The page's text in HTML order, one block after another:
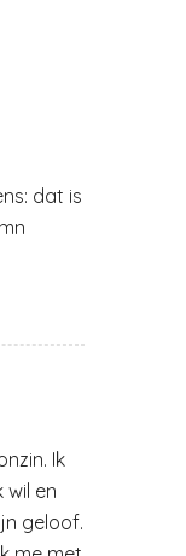
dat is
Ik
wil en
geloof.